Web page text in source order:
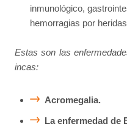
inmunológico,
hemorragias por
Estas son las
incas:
Acromegalia.
La enfermedad de